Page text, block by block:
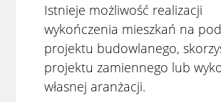
Istnieje możliwość realizacji
wykończenia mieszkań na
projektu budowlanego,
projektu zamiennego lub
własnej aranżacji.